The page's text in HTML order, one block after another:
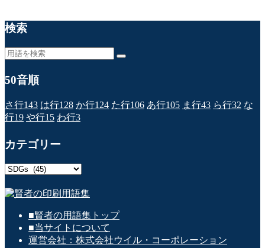
検索
50音順
さ行143 は行128 か行124 た行106 あ行105 ま行43 ら行32 な
行19 や行15 わ行3
カテゴリー
カ
ゴ
■賢者の用語集トップ
■当サイトについて
運営会社：株式会社ウイル・コーポレーション